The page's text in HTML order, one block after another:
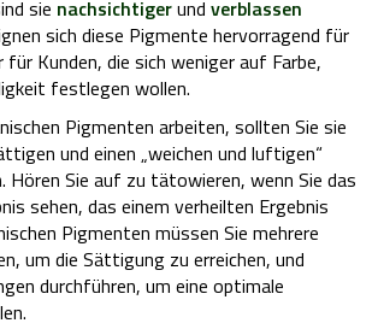
sie nachsichtigerund verblassen
sich diese Pigmente hervorragend für
Kunden, die sich weniger auf Farbe,
festlegen wollen.
Pigmenten arbeiten, sollten Sie sie
und einen „weichen und luftigen“
Sie auf zu tätowieren, wenn Sie das
sehen, das einem verheilten Ergebnis
Pigmenten müssen Sie mehrere
um die Sättigung zu erreichen, und
durchführen, um eine optimale